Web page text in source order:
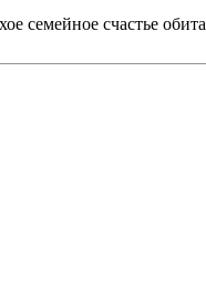
семейное счастье